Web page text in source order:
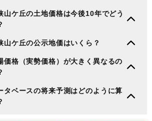
山ケ丘の土地価格は今後10年でどう
山ケ丘の公示地価はいくら？
価格（実勢価格）が大きく異なるの
タベースの将来予測はどのように算